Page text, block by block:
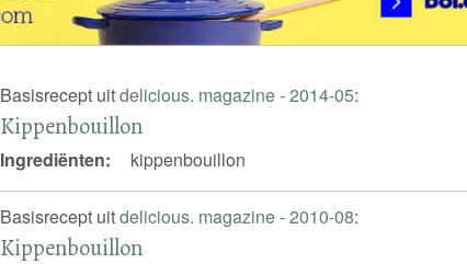
Basisrecept uitdelicious. magazine - 2014-05:
Kippenbouillon
Ingrediënten: kippenbouillon
Basisrecept uitdelicious. magazine - 2010-08:
Kippenbouillon